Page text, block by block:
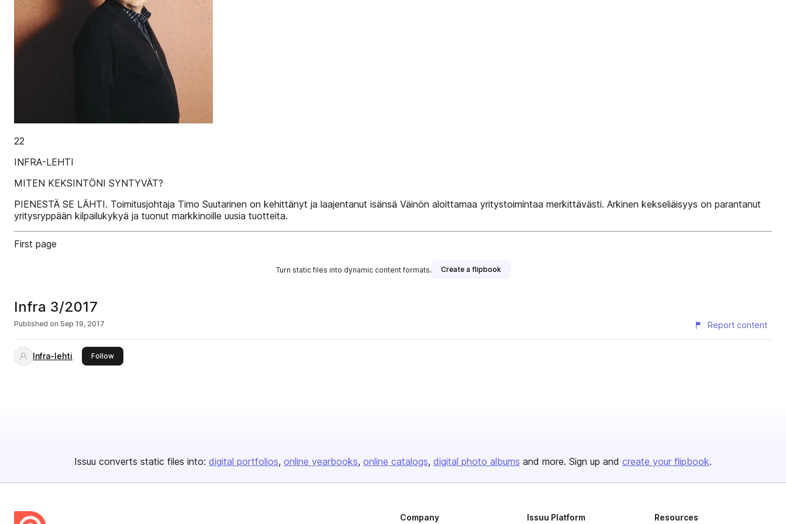
22
INFRA-LEHTI
MITEN KEKSINTÖNI SYNTYVÄT?
PIENESTÄ SE LÄHTI. Toimitusjohtaja Timo Suutarinen on kehittänyt ja laajentanut isänsä Väinön aloittamaa yritystoimintaa merkittävästi. Arkinen kekseliäisyys on parantanut
yritysryppään kilpailukykyä ja tuonut markkinoille uusia tuotteita.
First page
Turn static files into dynamic content formats. Create a flipbook
Infra 3/2017
Published on Sep 19, 2017 Report content
Infra-lehti Followthis publisher
Issuu converts static files into: digital portfolios online yearbooks online catalogs digital photo albums and more. Sign up and create your flipbook.
Company Issuu Platform Resources